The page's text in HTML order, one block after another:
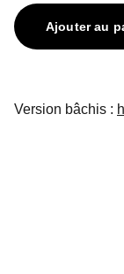
Ajouter au
Version bâchis :